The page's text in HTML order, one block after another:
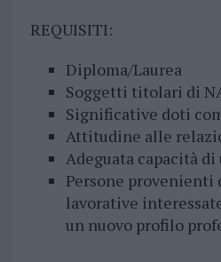
REQUISITI:
Diploma/Laurea
Soggetti titolari di
Significative doti
Attitudine alle
Adeguata capacità
Persone provenienti
lavorative
un nuovo profilo